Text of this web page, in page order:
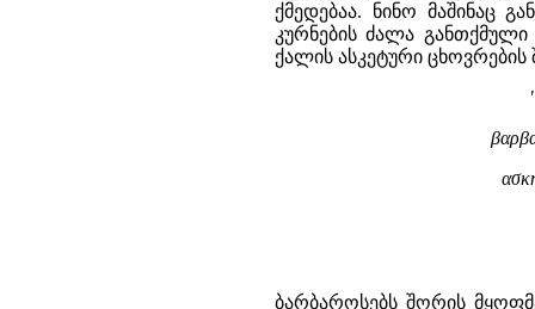
ქმედებაა. ნინო მაშინაც
კურნების ძალა
ქალის ასკეტური
ბარბაროსებს შორის